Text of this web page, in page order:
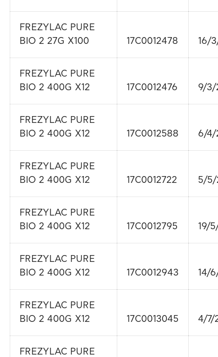
FREZYLAC PURE
BIO 2 27G X100
17C0012478 16/
FREZYLAC PURE
BIO 2 400G X12
17C0012476 9/3/
FREZYLAC PURE
BIO 2 400G X12
17C0012588 6/4/
FREZYLAC PURE
BIO 2 400G X12
17C0012722 5/5/
FREZYLAC PURE
BIO 2 400G X12
17C0012795 19/
FREZYLAC PURE
BIO 2 400G X12
17C0012943 14/
FREZYLAC PURE
BIO 2 400G X12
17C0013045 4/7/
FREZYLAC PURE